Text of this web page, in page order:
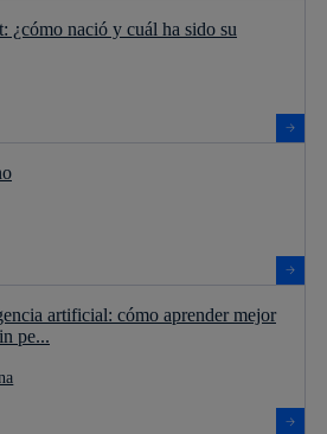
¿cómo nació y cuál ha sido su
artificial: cómo aprender mejor
pe...